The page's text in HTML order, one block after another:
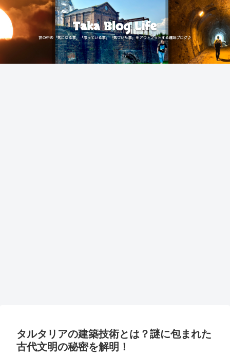
タルタリアの建築技術とは？謎に包まれた
古代文明の秘密を解明！